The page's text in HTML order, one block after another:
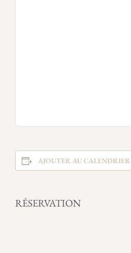
AJOUTER AU CALENDRIER
RÉSERVATION